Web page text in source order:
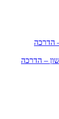
הדרכה
– הדרכה